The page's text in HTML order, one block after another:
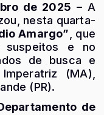
de 2025 – A
nesta quarta-
Amargo”, que
e no
de busca e
(MA),
(PR).
de